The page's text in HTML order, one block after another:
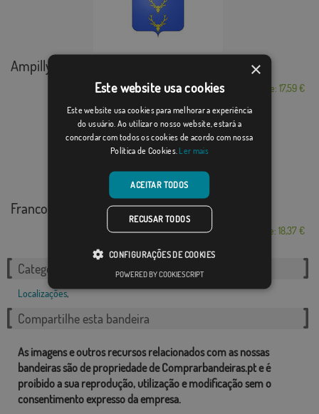
Ampilly-le-Sec
Desde: 17,59 €
Franco, El
Desde: 18,37 €
Categorias relacionadas:
Localizações,
Compartilhe esta bandeira
As imagens e outros recursos relacionados com as nossas
bandeiras são de propriedade de Comprarbandeiras.pt e é
proibido a sua reprodução, utilização e modificação sem o
consentimento expresso da empresa.
×
Este website usa cookies
Este website usa cookies para melhorar a experiência
do usuário. Ao utilizar o nosso website, estará a
concordar com todos os cookies de acordo com nossa
Política de Cookies. Ler mais
ACEITAR TODOS
RECUSAR TODOS
CONFIGURAÇÕES DE COOKIES
POWERED BY COOKIESCRIPT